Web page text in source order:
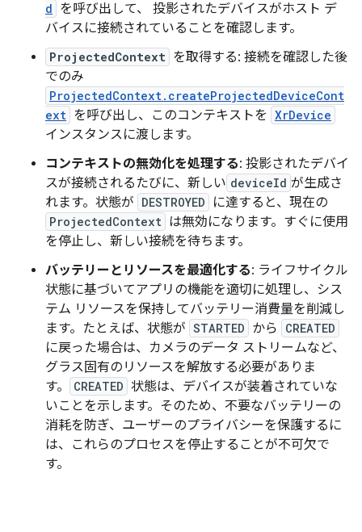
d を呼び出して、 投影されたデバイスがホスト デ
バイスに接続されていることを確認します。
ProjectedContext を取得する: 接続を確認した後
でのみ
ProjectedContext.createProjectedDeviceCont
ext を呼び出し、このコンテキストを XrDevice
インスタンスに渡します。
コンテキストの無効化を処理する: 投影されたデバイ
スが接続されるたびに、新しい deviceId が生成さ
れます。状態が DESTROYED に達すると、現在の
ProjectedContext は無効になります。すぐに使用
を停止し、新しい接続を待ちます。
バッテリーとリソースを最適化する: ライフサイクル
状態に基づいてアプリの機能を適切に処理し、シス
テム リソースを保持してバッテリー消費量を削減し
ます。たとえば、状態が STARTED から CREATED
に戻った場合は、カメラのデータ ストリームなど、
グラス固有のリソースを解放する必要がありま
す。
CREATED 状態は、デバイスが装着されていな
いことを示します。そのため、不要なバッテリーの
消耗を防ぎ、ユーザーのプライバシーを保護するに
は、これらのプロセスを停止することが不可欠で
す。